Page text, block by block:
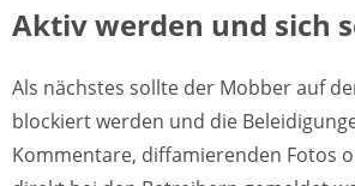
Aktiv werden und sich
Als nächstes sollte der Mobber auf
blockiert werden und die
Kommentare, diffamierenden Fotos